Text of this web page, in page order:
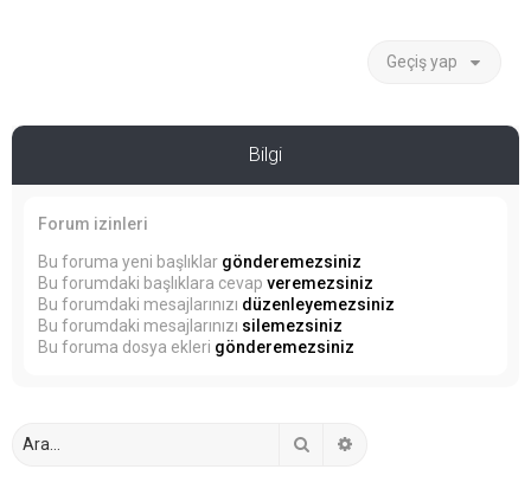
Geçiş yap
Bilgi
Forum izinleri
Bu foruma yeni başlıklar gönderemezsiniz
Bu forumdaki başlıklara cevap veremezsiniz
Bu forumdaki mesajlarınızı düzenleyemezsiniz
Bu forumdaki mesajlarınızı silemezsiniz
Bu foruma dosya ekleri gönderemezsiniz